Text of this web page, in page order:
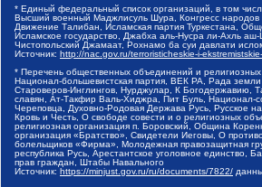
* Единый федеральный список организаций, в том
Высший военный Маджлисуль Шура, Конгресс народов
Движение Талибан, Исламская партия Туркестана,
Исламское государство, Джабха аль-Нусра ли-Ахль
Чистопольский Джамаат, Рохнамо ба суи давлати
Источник: http://nac.gov.ru/terroristicheskie-i-
* Перечень общественных объединений и
Национал-большевистская партия, ВЕК РА, Рада
Староверов-Инглингов, Нурджулар, К Богодержавию,
славян, Ат-Такфир Валь-Хиджра, Пит Буль, Национал-
Череповца, Духовно-Родовая Держава Русь, Русское
Кровь и Честь, О свободе совести и о религиозных
религиозная организация п. Боровский, Община
организация «Братство», Свидетели Иеговы, О
болельщиков «Фирма», Молодежная правозащитная
республика Русь, Арестантское уголовное
прав граждан, Штабы Навального
Источник: https://minjust.gov.ru/ru/documents/7822/